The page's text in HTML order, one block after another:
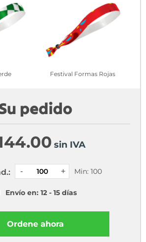
Festival Formas Rojas
pedido
sin IVA
Min: 100
Envío en: 12 - 15 días
Ordene ahora